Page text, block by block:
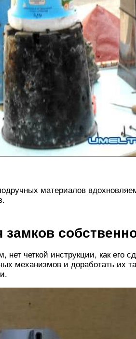
материалов
замков
четкой инструкции, как его
механизмов и доработать их